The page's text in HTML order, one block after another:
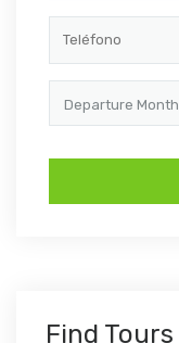
Departure Month
Find Tours